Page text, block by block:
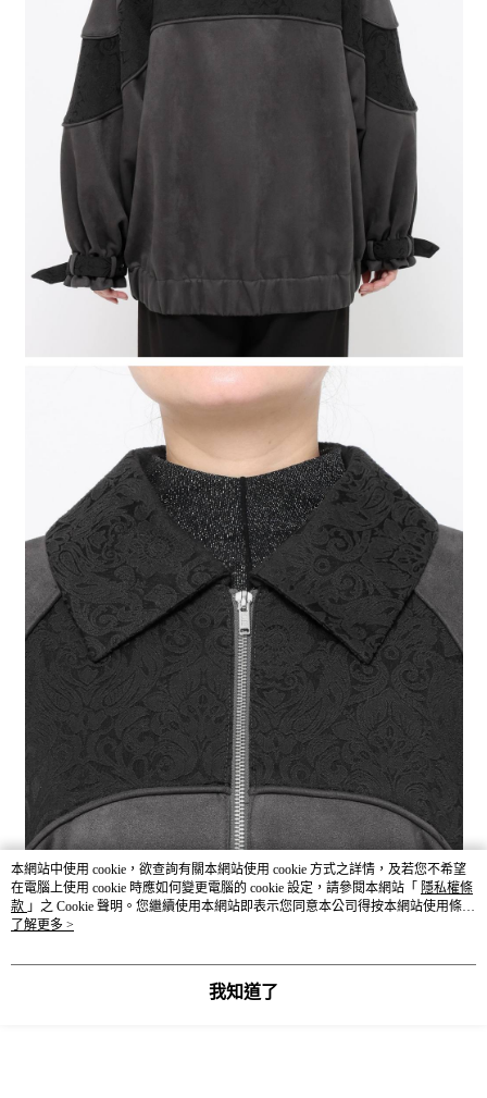
本網站中使用 cookie，欲查詢有關本網站使用 cookie 方式之詳情，及若您不希望
在電腦上使用 cookie 時應如何變更電腦的 cookie 設定，請參閱本網站「 隱私權條
款 」之 Cookie 聲明。您繼續使用本網站即表示您同意本公司得按本網站使用條款
之 Cookie 聲明使用 cookie。
了解更多 >
我知道了